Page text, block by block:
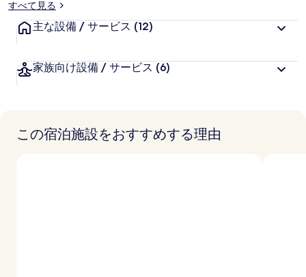
ラ
件
の
ミ
すべて見る
主な設備 / サービス (12)
家族向け設備 / サービス (6)
この宿泊施設をおすすめする理由